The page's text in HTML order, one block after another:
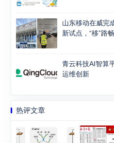
山东移动在威完
新试点，“移”路
青云科技AI智算
运维创新
热评文章